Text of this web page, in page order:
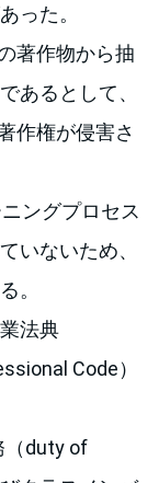
った。
著作物から抽
あるとして、
作権が侵害さ
ングプロセス
いないため、
。
法典
Code）
（duty of